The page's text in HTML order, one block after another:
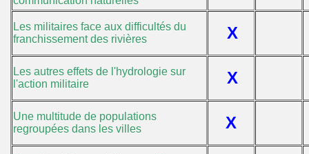
Les militaires face aux difficultés du
franchissement des rivières
X
Les autres effets de l'hydrologie sur
l'action militaire
X
Une multitude de populations
regroupées dans les villes
X